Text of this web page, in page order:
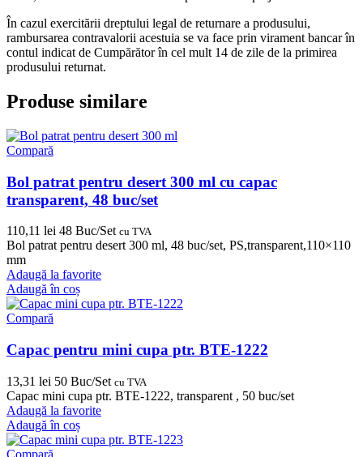
În cazul exercitării dreptului legal de returnare a produsului,
rambursarea contravalorii acestuia se va face prin virament bancar în
contul indicat de Cumpărător în cel mult 14 de zile de la primirea
produsului returnat.
Produse similare
Compară
Bol patrat pentru desert 300 ml cu capac
transparent, 48 buc/set
110,11 lei 48 Buc/Set cu TVA
Bol patrat pentru desert 300 ml, 48 buc/set, PS,transparent,110×110
mm
Adaugă la favorite
Adaugă în coș
Compară
Capac pentru mini cupa ptr. BTE-1222
13,31 lei 50 Buc/Set cu TVA
Capac mini cupa ptr. BTE-1222, transparent , 50 buc/set
Adaugă la favorite
Adaugă în coș
Compară